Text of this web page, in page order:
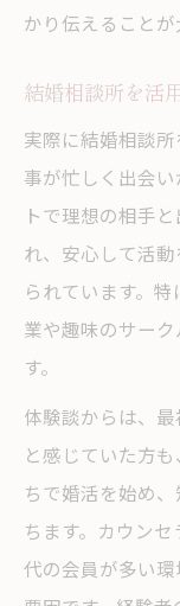
かり伝えることが
結婚相談所を活
実際に結婚相談
事が忙しく出会
トで理想の相手
れ、安心して活
られています。
業や趣味のサー
す。
体験談からは、最
と感じていた方
ちで婚活を始め
ちます。カウン
代の会員が多い